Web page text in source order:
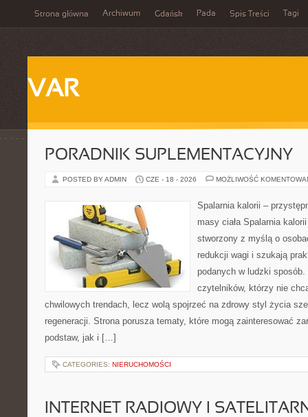
Strona główna Archiwum Gdańsk Pada Spis Treści Tagi
VAR
PORADNIK SUPLEMENTACYJNY
POSTED BY ADMIN CZE - 18 - 2026 MOŻLIWOŚĆ
Spalarnia kalorii –
masy ciała Spalarnia
stworzony z myślą o
redukcji wagi i szukają
podanych w ludzki sposób.
czytelników, którzy nie
chwilowych trendach, lecz wolą spojrzeć na zdrowy styl życia
regeneracji. Strona porusza tematy, które mogą zainteresować
podstaw, jak i […]
CATEGORIES: NIERUCHOMOŚCI
INTERNET RADIOWY I